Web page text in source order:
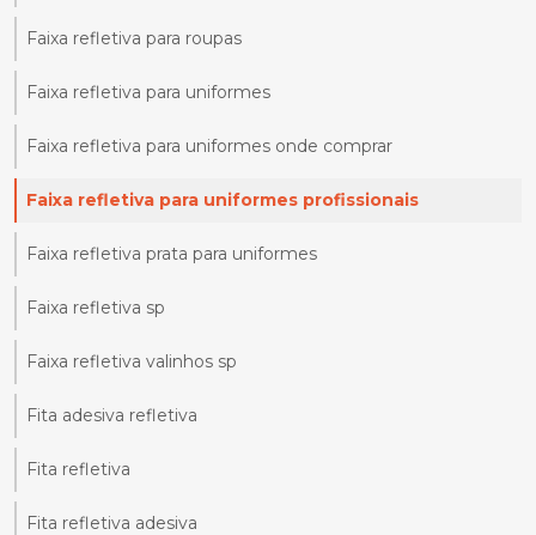
Faixa refletiva para roupas
Faixa refletiva para uniformes
Faixa refletiva para uniformes onde comprar
Faixa refletiva para uniformes profissionais
Faixa refletiva prata para uniformes
Faixa refletiva sp
Faixa refletiva valinhos sp
Fita adesiva refletiva
Fita refletiva
Fita refletiva adesiva